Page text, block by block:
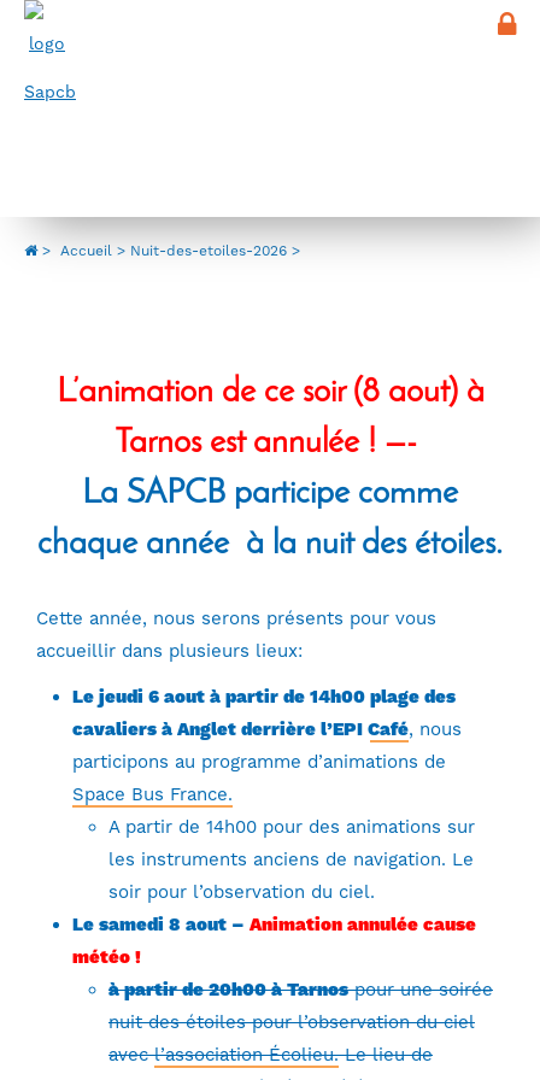
> Accueil Nuit-des-etoiles-2026
L’animation de ce soir (8 aout) à
Tarnos est annulée ! —-
La SAPCB participe comme
chaque année à la nuit des étoiles.
Cette année, nous serons présents pour vous
accueillir dans plusieurs lieux:
Le jeudi 6 aout à partir de 14h00 plage des
cavaliers à Anglet derrière l’EPI Café, nous
participons au programme d’animations de
Space Bus France.
A partir de 14h00 pour des animations sur
les instruments anciens de navigation. Le
soir pour l’observation du ciel.
Le samedi 8 aout – Animation annulée cause
météo !
à partir de 20h00à Tarnospour une soirée
nuit des étoiles pour l’observation du ciel
avecl’association Écolieu.Le lieu de
Panneau de gestion des cookies